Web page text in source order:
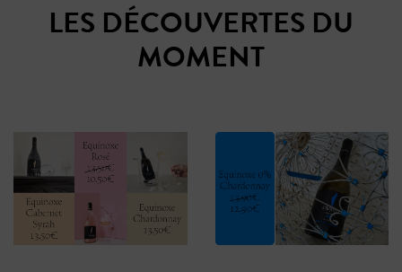
LES DÉCOUVERTES DU
MOMENT